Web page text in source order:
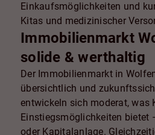
Einkaufsmöglichkeiten und
Kitas und medizinischer
Immobilienmarkt
solide & werthaltig
Der Immobilienmarkt in
übersichtlich und
entwickeln sich moderat, was
Einstiegsmöglichkeiten bietet
oder Kapitalanlage.